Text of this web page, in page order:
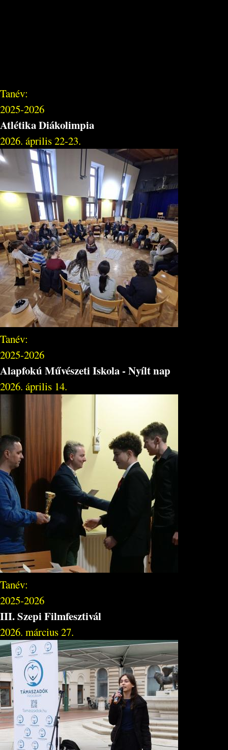
Tanév:
2025-2026
Atlétika Diákolimpia
2026. április 22-23.
Tanév:
2025-2026
Alapfokú Művészeti Iskola - Nyílt nap
2026. április 14.
Tanév:
2025-2026
III. Szepi Filmfesztivál
2026. március 27.